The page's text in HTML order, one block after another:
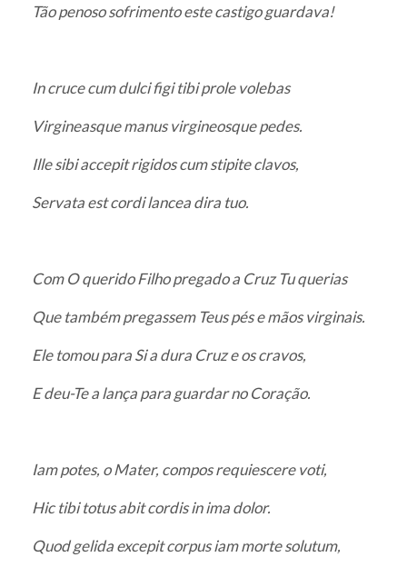
Tão penoso sofrimento este castigo guardava!
In cruce cum dulci figi tibi prole volebas
Virgineasque manus virgineosque pedes.
Ille sibi accepit rigidos cum stipite clavos,
Servata est cordi lancea dira tuo.
Com O querido Filho pregado a Cruz Tu querias
Que também pregassem Teus pés e mãos virginais.
Ele tomou para Si a dura Cruz e os cravos,
E deu-Te a lança para guardar no Coração.
Iam potes, o Mater, compos requiescere voti,
Hic tibi totus abit cordis in ima dolor.
Quod gelida excepit corpus iam morte solutum,